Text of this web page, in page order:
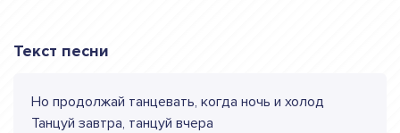
Текст песни
Но продолжай танцевать, когда ночь и холод
Танцуй завтра, танцуй вчера